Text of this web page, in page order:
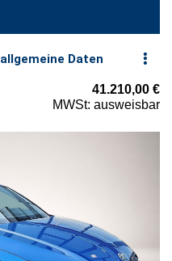
allgemeine Daten
41.210,00 €
MWSt: ausweisbar